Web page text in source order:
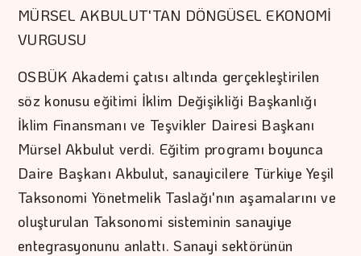
MÜRSEL AKBULUT'TAN DÖNGÜSEL EKONOMİ
VURGUSU
OSBÜK Akademi çatısı altında gerçekleştirilen
söz konusu eğitimi İklim Değişikliği Başkanlığı
İklim Finansmanı ve Teşvikler Dairesi Başkanı
Mürsel Akbulut verdi. Eğitim programı boyunca
Daire Başkanı Akbulut, sanayicilere Türkiye Yeşil
Taksonomi Yönetmelik Taslağı'nın aşamalarını ve
oluşturulan Taksonomi sisteminin sanayiye
entegrasyonunu anlattı. Sanayi sektörünün